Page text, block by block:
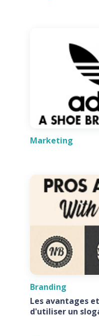
Marketing
Branding
Les avantages
d'utiliser un